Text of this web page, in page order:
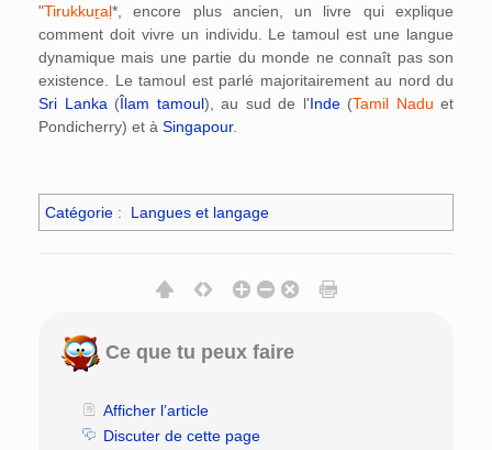
"Tirukkuṟaḷ*, encore plus ancien, un livre qui explique
comment doit vivre un individu. Le tamoul est une langue
dynamique mais une partie du monde ne connaît pas son
existence. Le tamoul est parlé majoritairement au nord du
Sri Lanka (Îlam tamoul), au sud de l'Inde(Tamil Nadu et
Pondicherry) et à Singapour.
Catégorie : Langues et langage
Ce que tu peux faire
Afficher l’article
Discuter de cette page